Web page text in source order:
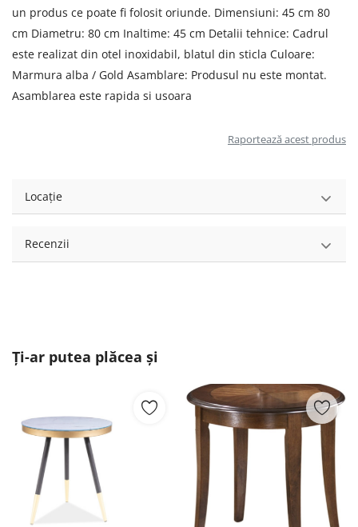
un produs ce poate fi folosit oriunde. Dimensiuni: 45 cm 80
cm Diametru: 80 cm Inaltime: 45 cm Detalii tehnice: Cadrul
este realizat din otel inoxidabil, blatul din sticla Culoare:
Marmura alba / Gold Asamblare: Produsul nu este montat.
Asamblarea este rapida si usoara
Raportează acest produs
Locație
Recenzii
Ți-ar putea plăcea și